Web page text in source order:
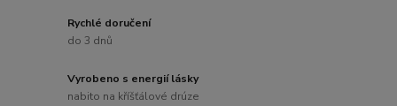
Rychlé doručení
do 3 dnů
Vyrobeno s energií lásky
nabito na kříšťálové drúze